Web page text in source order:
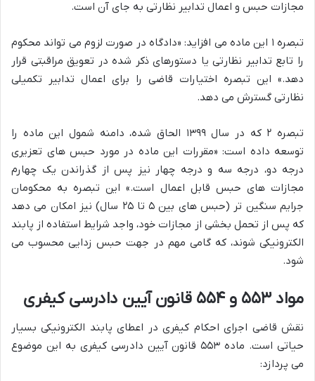
مجازات حبس و اعمال تدابیر نظارتی به جای آن است.
تبصره ۱ این ماده می افزاید: «دادگاه در صورت لزوم می تواند محکوم
را تابع تدابیر نظارتی یا دستورهای ذکر شده در تعویق مراقبتی قرار
دهد.» این تبصره اختیارات قاضی را برای اعمال تدابیر تکمیلی
نظارتی گسترش می دهد.
تبصره ۲ که در سال ۱۳۹۹ الحاق شده، دامنه شمول این ماده را
توسعه داده است: «مقررات این ماده در مورد حبس های تعزیری
درجه دو، درجه سه و درجه چهار نیز پس از گذراندن یک چهارم
مجازات های حبس قابل اعمال است.» این تبصره به محکومان
جرایم سنگین تر (حبس های بین ۵ تا ۲۵ سال) نیز امکان می دهد
که پس از تحمل بخشی از مجازات خود، واجد شرایط استفاده از پابند
الکترونیکی شوند، که گامی مهم در جهت حبس زدایی محسوب می
شود.
مواد ۵۵۳ و ۵۵۴ قانون آیین دادرسی کیفری
نقش قاضی اجرای احکام کیفری در اعطای پابند الکترونیکی بسیار
حیاتی است. ماده ۵۵۳ قانون آیین دادرسی کیفری به این موضوع
می پردازد: